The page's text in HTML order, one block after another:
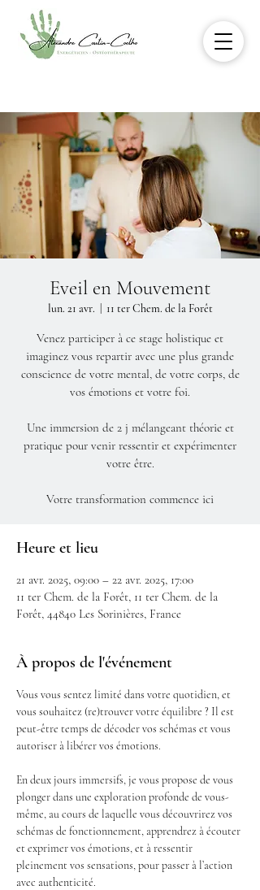
Eveil en Mouvement
lun. 21 avr. 11 ter Chem. de la Forêt
Venez participer à ce stage holistique et
imaginez vous repartir avec une plus grande
conscience de votre mental, de votre corps, de
vos émotions et votre foi.
Une immersion de 2 j mélangeant théorie et
pratique pour venir ressentir et expérimenter
votre être.
Votre transformation commence ici
Heure et lieu
21 avr. 2025, 09:00 – 22 avr. 2025, 17:00
11 ter Chem. de la Forêt, 11 ter Chem. de la
Forêt, 44840 Les Sorinières, France
À propos de l'événement
Vous vous sentez limité dans votre quotidien, et
vous souhaitez (re)trouver votre équilibre ? Il est
peut-être temps de décoder vos schémas et vous
autoriser à libérer vos émotions.
En deux jours immersifs, je vous propose de vous
plonger dans une exploration profonde de vous-
même, au cours de laquelle vous découvrirez vos
schémas de fonctionnement, apprendrez à écouter
et exprimer vos émotions, et à ressentir
pleinement vos sensations, pour passer à l’action
avec authenticité.